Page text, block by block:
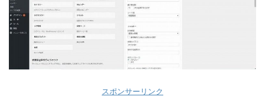
スポンサーリンク